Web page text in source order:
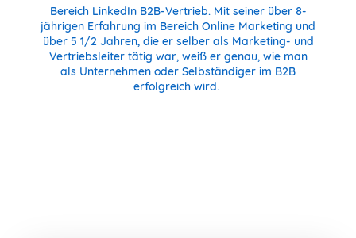
Bereich LinkedIn B2B-Vertrieb. Mit seiner über 8-
jährigen Erfahrung im Bereich Online Marketing und
über 5 1/2 Jahren, die er selber als Marketing- und
Vertriebsleiter tätig war, weiß er genau, wie man
als Unternehmen oder Selbständiger im B2B
erfolgreich wird.